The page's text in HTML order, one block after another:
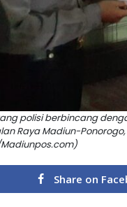
polisi berbincang
Raya Madiun-
Share on